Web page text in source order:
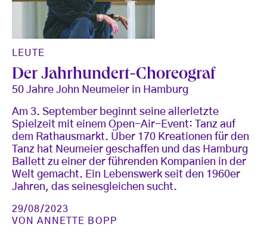
LEUTE
Der Jahrhundert-Choreograf
50 Jahre John Neumeier in Hamburg
Am 3. September beginnt seine allerletzte
Spielzeit mit einem Open-Air-Event: Tanz auf
dem Rathausmarkt. Über 170 Kreationen für den
Tanz hat Neumeier geschaffen und das Hamburg
Ballett zu einer der führenden Kompanien in der
Welt gemacht. Ein Lebenswerk seit den 1960er
Jahren, das seinesgleichen sucht.
29/08/2023
VONANNETTE BOPP